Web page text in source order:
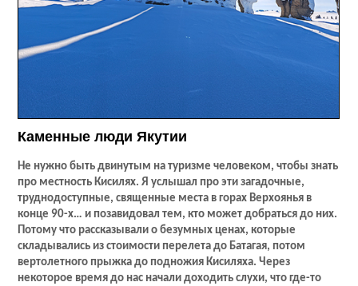
Каменные люди Якутии
Не нужно быть двинутым на туризме человеком, чтобы знать
про местность Кисилях. Я услышал про эти загадочные,
труднодоступные, священные места в горах Верхоянья в
конце 90-х… и позавидовал тем, кто может добраться до них.
Потому что рассказывали о безумных ценах, которые
складывались из стоимости перелета до Батагая, потом
вертолетного прыжка до подножия Кисиляха. Через
некоторое время до нас начали доходить слухи, что где-то